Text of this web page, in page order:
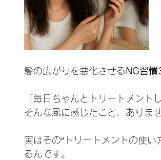
髪の広がりを悪化させる NG習慣
「毎日ちゃんとトリートメント
そんな風に感じたこと、ありま
実はその“トリートメントの使
るんです。